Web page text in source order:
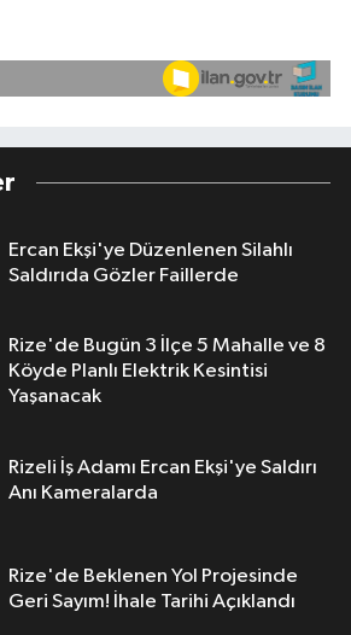
Ercan Ekşi'ye Düzenlenen Silahlı
Saldırıda Gözler Faillerde
Rize'de Bugün 3 İlçe 5 Mahalle ve 8
Köyde Planlı Elektrik Kesintisi
Yaşanacak
Rizeli İş Adamı Ercan Ekşi'ye Saldırı
Anı Kameralarda
Rize'de Beklenen Yol Projesinde
Geri Sayım! İhale Tarihi Açıklandı